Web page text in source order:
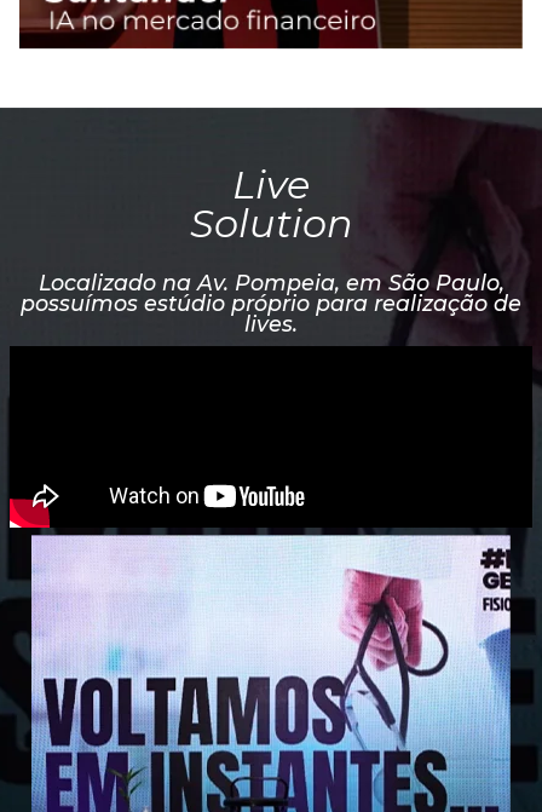
Live
Solution
Localizado na Av. Pompeia, em São Paulo,
possuímos estúdio próprio para realização de
lives.